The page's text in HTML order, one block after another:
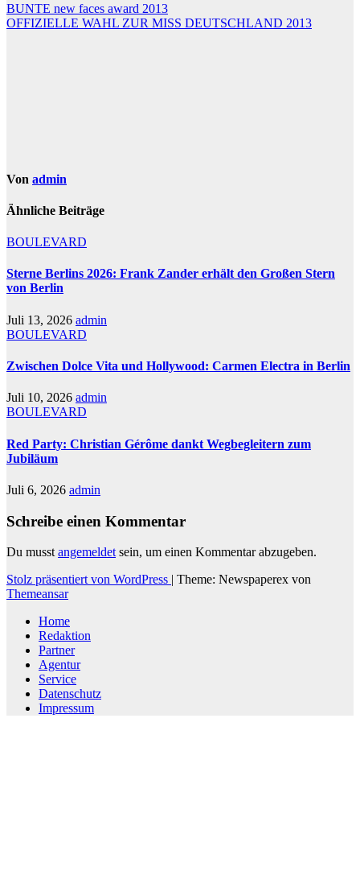
Beitragsnavigation
BUNTE new faces award 2013
OFFIZIELLE WAHL ZUR MISS DEUTSCHLAND 2013
Von admin
Ähnliche Beiträge
BOULEVARD
Sterne Berlins 2026: Frank Zander erhält den Großen Stern
von Berlin
Juli 13, 2026 admin
BOULEVARD
Zwischen Dolce Vita und Hollywood: Carmen Electra in Berlin
Juli 10, 2026 admin
BOULEVARD
Red Party: Christian Gérôme dankt Wegbegleitern zum
Jubiläum
Juli 6, 2026 admin
Schreibe einen Kommentar
Du musst angemeldet sein, um einen Kommentar abzugeben.
Stolz präsentiert von WordPress | Theme: Newspaperex von
Themeansar
Home
Redaktion
Partner
Agentur
Service
Datenschutz
Impressum